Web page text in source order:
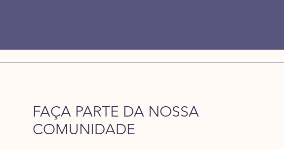
FAÇA PARTE DA NOSSA
COMUNIDADE